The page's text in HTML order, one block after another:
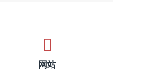
网站